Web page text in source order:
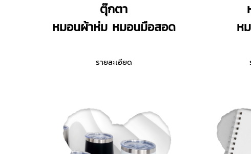
ตุ๊กตา
หมอนผ้าห่ม หมอนมือสอด
รายละเอียด
ห